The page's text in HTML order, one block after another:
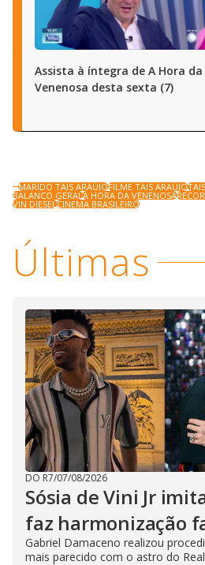
Assista à íntegra de A Hora da
Venenosa desta sexta (7)
MARIDO TAIS ARAÚJOFILME TAIS ARAÚJO
BALANCO GERALA HORA DA VENENOSA
VIN DIESELCINEMA BRASILEIRO
Últimas
DO R7/07/08/2026
Sósia de Vini Jr
faz harmonização
Gabriel Damaceno realizou
mais parecido com o astro do